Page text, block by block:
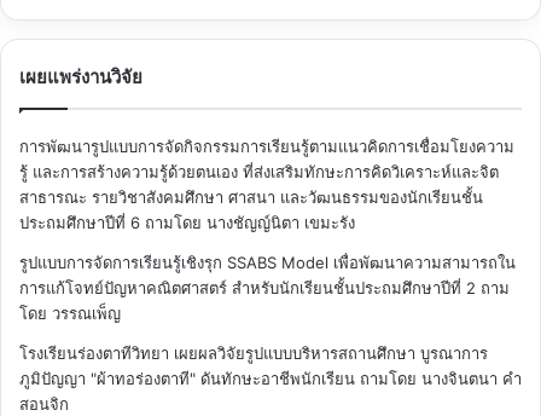
เผยแพร่งานวิจัย
การพัฒนารูปแบบการจัดกิจกรรมการเรียนรู้ตามแนวคิดการเชื่อมโยงความ
รู้ และการสร้างความรู้ด้วยตนเอง ที่ส่งเสริมทักษะการคิดวิเคราะห์และจิต
สาธารณะ รายวิชาสังคมศึกษา ศาสนา และวัฒนธรรมของนักเรียนชั้น
ประถมศึกษาปีที่ 6 ถามโดย นางชัญญ์นิตา เขมะรัง
รูปแบบการจัดการเรียนรู้เชิงรุก SSABS Model เพื่อพัฒนาความสามารถใน
การแก้โจทย์ปัญหาคณิตศาสตร์ สำหรับนักเรียนชั้นประถมศึกษาปีที่ 2 ถาม
โดย วรรณเพ็ญ
โรงเรียนร่องตาทีวิทยา เผยผลวิจัยรูปแบบบริหารสถานศึกษา บูรณาการ
ภูมิปัญญา "ผ้าทอร่องตาที" ดันทักษะอาชีพนักเรียน ถามโดย นางจินตนา คำ
สอนจิก